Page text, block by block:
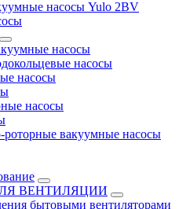
насосы Yulo 2BV
насосы
насосы
насосы
насосы
роторные вакуумные насосы
ВЕНТИЛЯЦИИ
бытовыми вентиляторами